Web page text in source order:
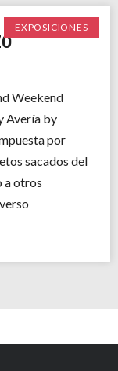
EXPOSICIONES
Weekend
Avería by
por
sacados del
a otros